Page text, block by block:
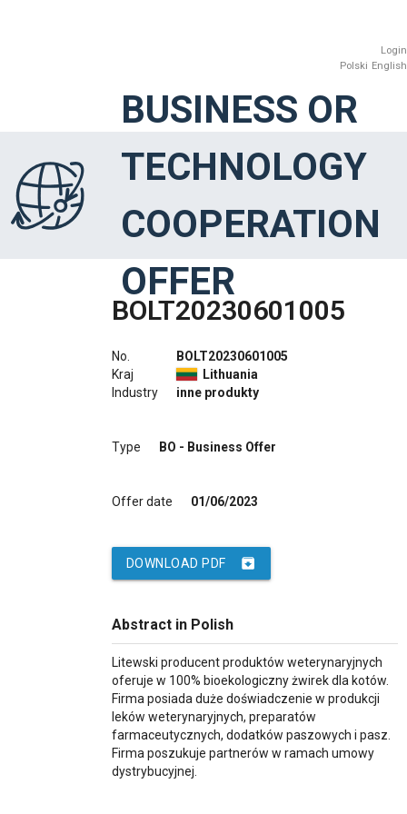
Login
Polski English
BUSINESS OR
TECHNOLOGY
COOPERATION
OFFER
BOLT20230601005
No.
Kraj
Industry
BOLT20230601005
Lithuania
inne produkty
Type BO - Business Offer
Offer date 01/06/2023
archive
DOWNLOAD PDF
Abstract in Polish
Litewski producent produktów weterynaryjnych
oferuje w 100% bioekologiczny żwirek dla kotów.
Firma posiada duże doświadczenie w produkcji
leków weterynaryjnych, preparatów
farmaceutycznych, dodatków paszowych i pasz.
Firma poszukuje partnerów w ramach umowy
dystrybucyjnej.